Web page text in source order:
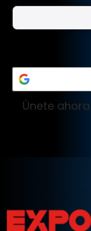
Únete ahora